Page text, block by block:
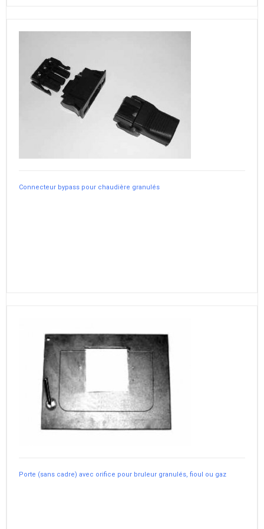
Connecteur bypass pour chaudière granulés
Porte (sans cadre) avec orifice pour bruleur granulés, fioul ou gaz